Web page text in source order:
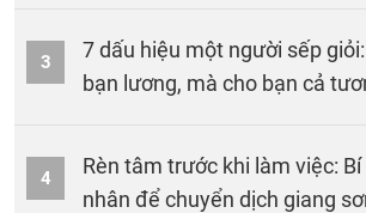
3
7 dấu hiệu một người sếp
bạn lương, mà cho bạn cả
4
Rèn tâm trước khi làm việc:
nhân để chuyển dịch giang